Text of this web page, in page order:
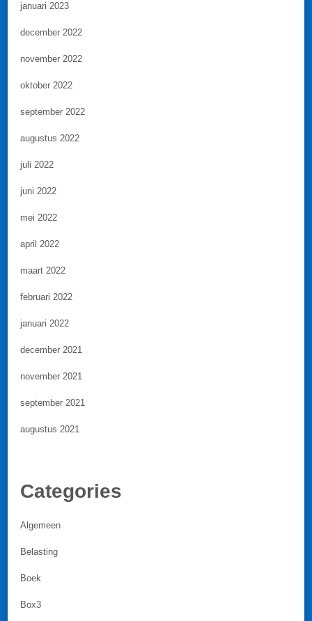
januari 2023
december 2022
november 2022
oktober 2022
september 2022
augustus 2022
juli 2022
juni 2022
mei 2022
april 2022
maart 2022
februari 2022
januari 2022
december 2021
november 2021
september 2021
augustus 2021
Categories
Algemeen
Belasting
Boek
Box3